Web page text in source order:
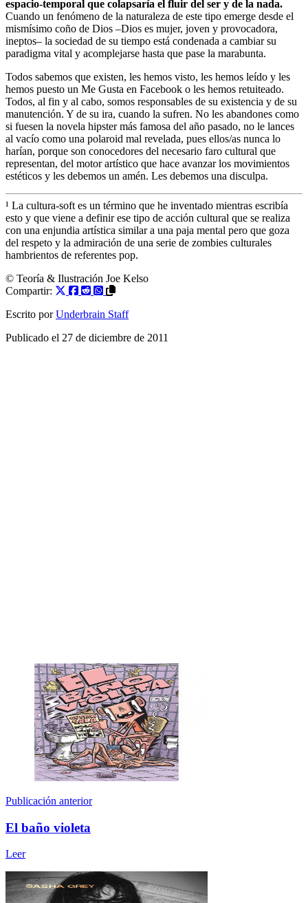
espacio-temporal que colapsaría el fluir del ser y de la nada.
Cuando un fenómeno de la naturaleza de este tipo emerge desde el
mismísimo coño de Dios –Dios es mujer, joven y provocadora,
ineptos– la sociedad de su tiempo está condenada a cambiar su
paradigma vital y acomplejarse hasta que pase la marabunta.
Todos sabemos que existen, les hemos visto, les hemos leído y les
hemos puesto un Me Gusta en Facebook o les hemos retuiteado.
Todos, al fin y al cabo, somos responsables de su existencia y de su
manutención. Y de su ira, cuando la sufren. No les abandones como
si fuesen la novela hipster más famosa del año pasado, no le lances
al vacío como una polaroid mal revelada, pues ellos/as nunca lo
harían, porque son conocedores del necesario faro cultural que
representan, del motor artístico que hace avanzar los movimientos
estéticos y les debemos un amén. Les debemos una disculpa.
¹ La cultura-soft es un término que he inventado mientras escribía
esto y que viene a definir ese tipo de acción cultural que se realiza
con una enjundia artística similar a una paja mental pero que goza
del respeto y la admiración de una serie de zombies culturales
hambrientos de referentes pop.
© Teoría & Ilustración Joe Kelso
Compartir:
Escrito por Underbrain Staff
Publicado el 27 de diciembre de 2011
Publicación anterior
El baño violeta
Leer